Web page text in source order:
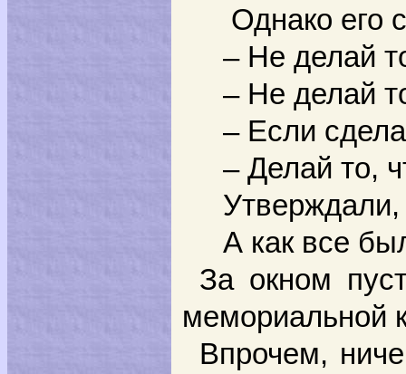
Однако его
– Не делай
– Не делай
– Если
– Делай то,
Утверждали,
А как все
За окном
мемориальной
Впрочем,